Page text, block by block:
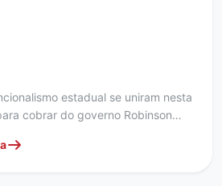
estadual se uniram nesta
cobrar do governo Robinson…